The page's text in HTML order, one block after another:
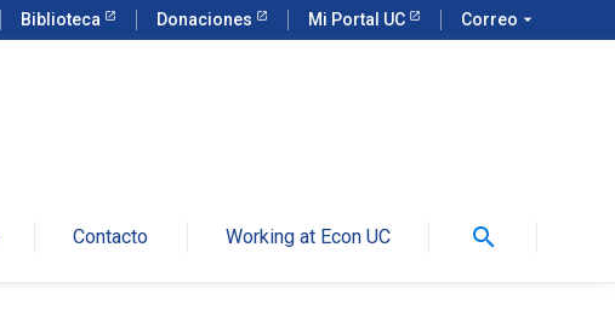
Biblioteca Donaciones Mi Portal UC Correo arrow_drop_down
Contacto Working at Econ UC search